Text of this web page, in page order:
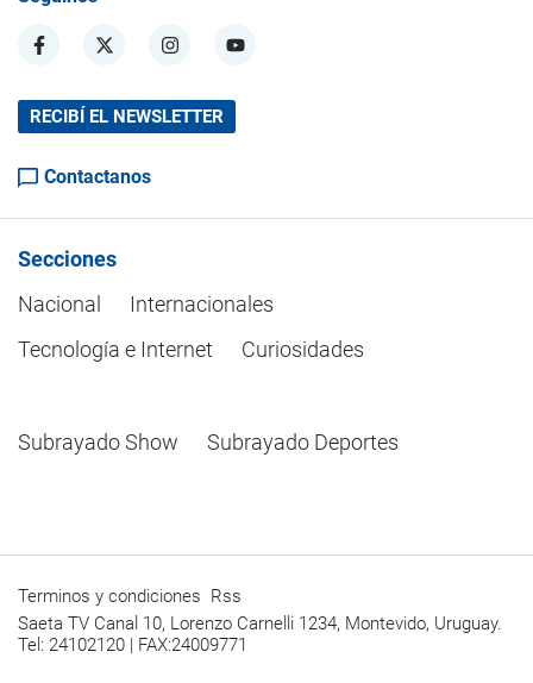
RECIBÍ EL NEWSLETTER
Contactanos
Secciones
Nacional
Internacionales
Tecnología e Internet
Curiosidades
Subrayado Show Subrayado Deportes
Terminos y condiciones Rss
Saeta TV Canal 10, Lorenzo Carnelli 1234, Montevido, Uruguay.
Tel: 24102120 | FAX:24009771